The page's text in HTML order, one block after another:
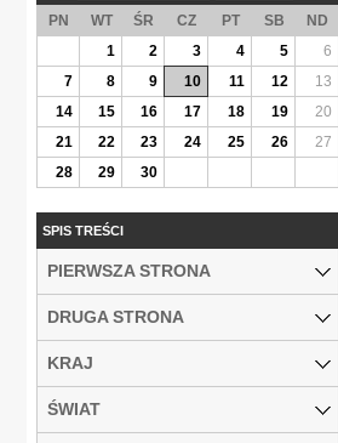
PN WT ŚR CZ PT SB
ND
1
2 3 4 5
6
7
8 9 10 11 12
13
14
15 16 17 18 19
20
21
22 23 24 25 26
27
28
29 30
SPIS TREŚCI
PIERWSZA STRONA
DRUGA STRONA
KRAJ
ŚWIAT